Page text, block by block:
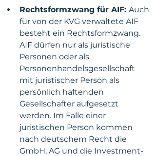
Rechtsformzwang für AIF: Auch
für von der KVG verwaltete AIF
besteht ein Rechtsformzwang.
AIF dürfen nur als juristische
Personen oder als
Personenhandelsgesellschaft
mit juristischer Person als
persönlich haftenden
Gesellschafter aufgesetzt
werden. Im Falle einer
juristischen Person kommen
nach deutschem Recht die
GmbH, AG und die Investment-